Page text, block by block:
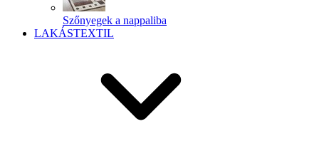
Szőnyegek a nappaliba
LAKÁSTEXTIL